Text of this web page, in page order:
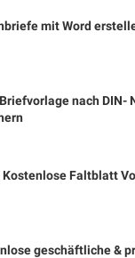
mit Word
nach DIN-
Kostenlose Faltblatt
geschäftliche &